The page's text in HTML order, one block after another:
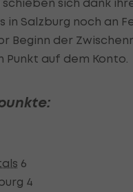
in Salzburg noch an
Beginn der
Punkt auf dem Konto.
6
4